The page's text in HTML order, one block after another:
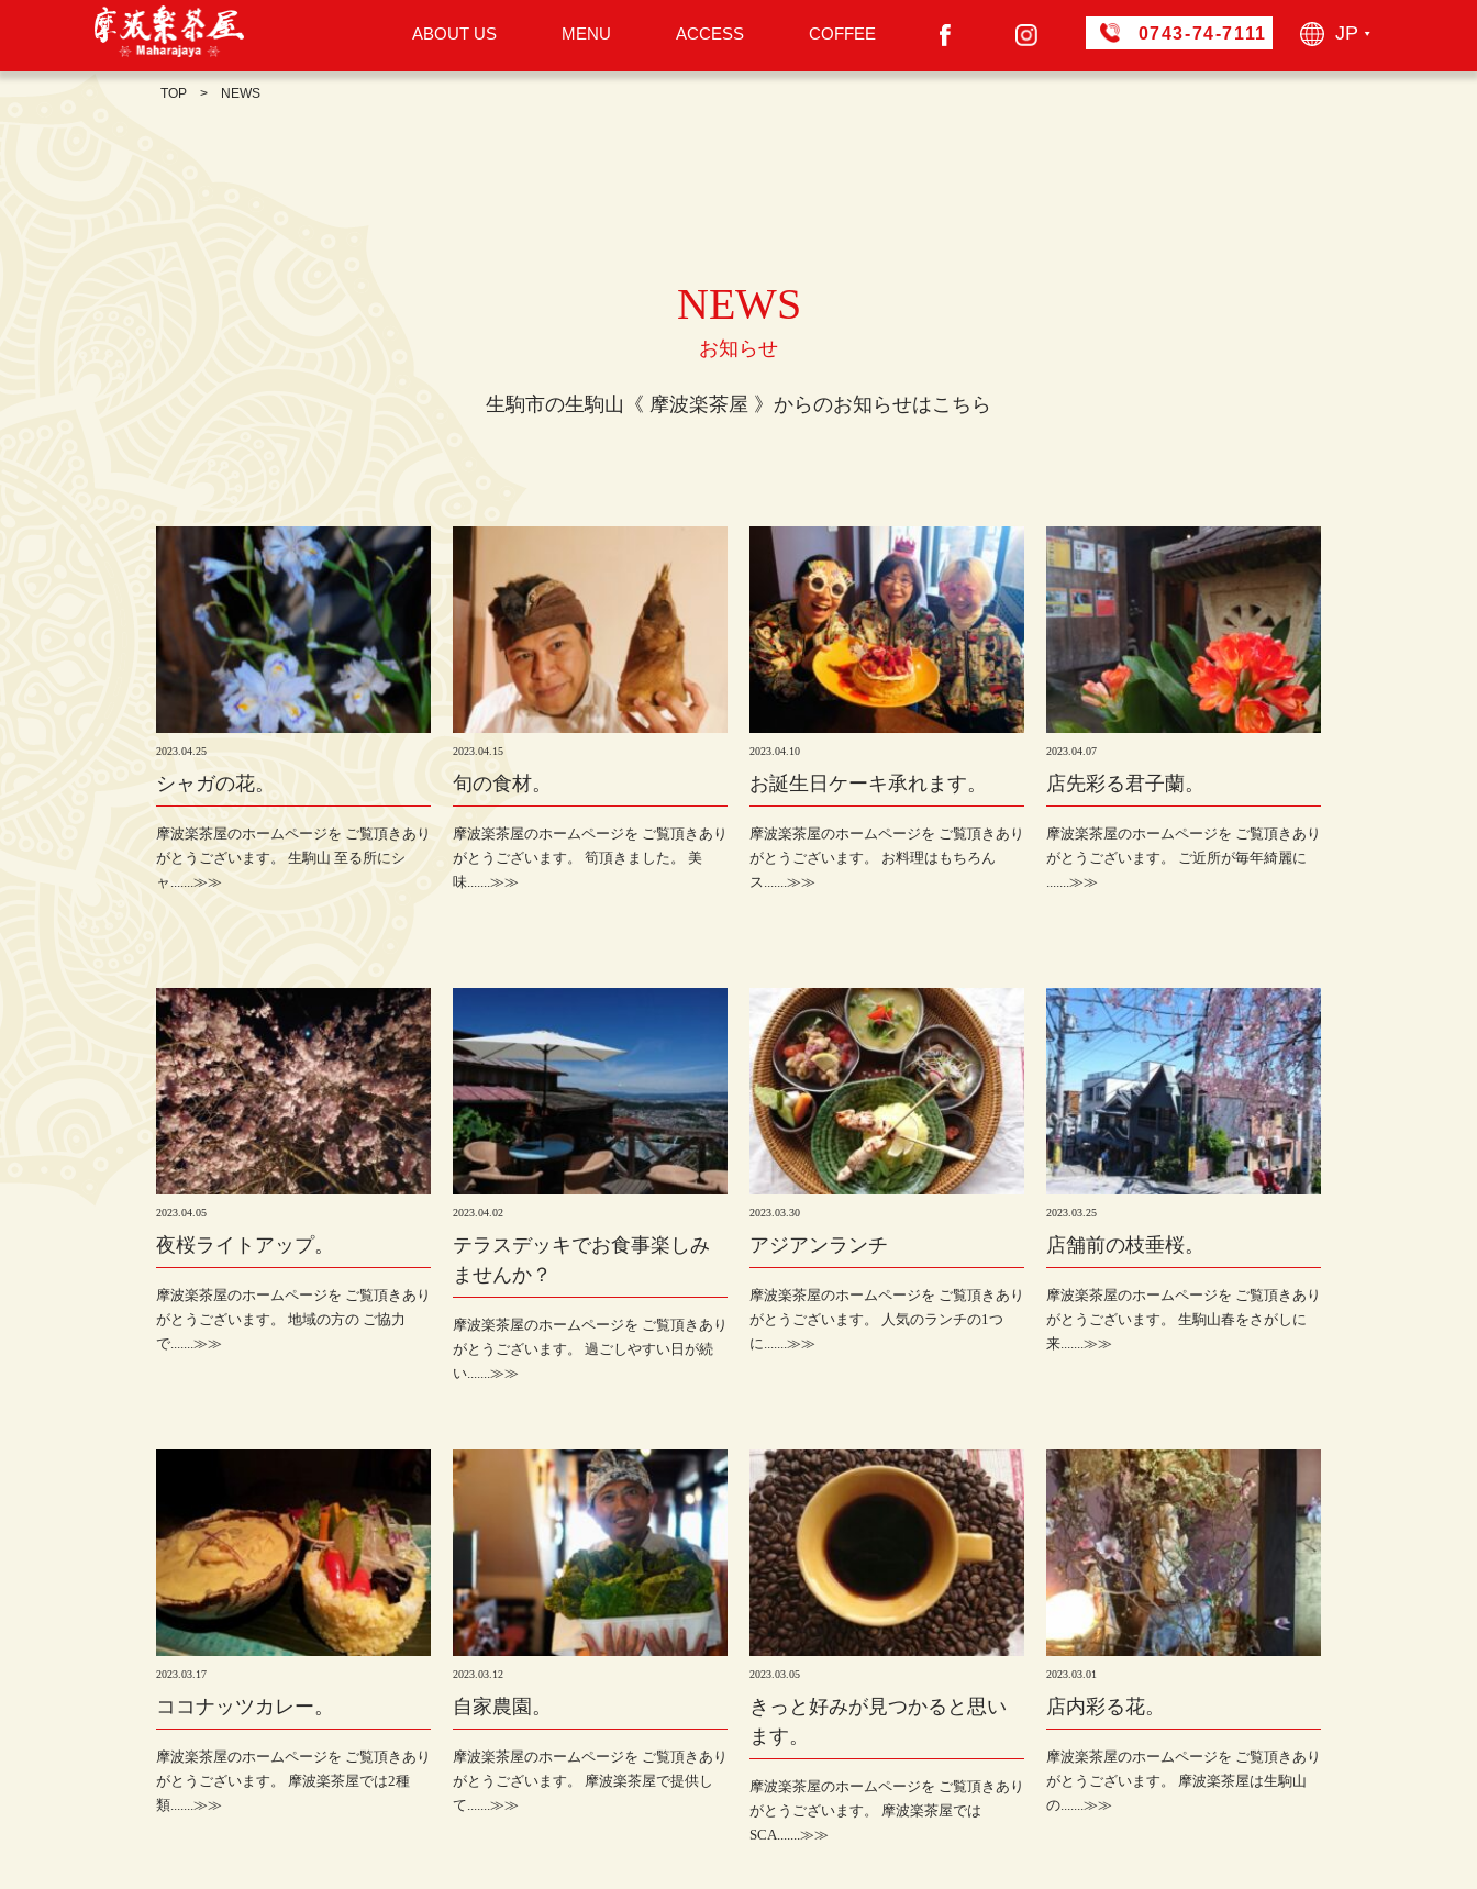
ABOUT US MENU ACCESS COFFEE 0743-74-7111 JP ▶︎
TOP NEWS
NEWS
お知らせ
生駒市の生駒山《 摩波楽茶屋 》からのお知らせはこちら
2023.04.25
シャガの花。
摩波楽茶屋のホームページを ご覧頂きあり
がとうございます。 生駒山 至る所にシ
ャ.......≫≫
2023.04.15
旬の食材。
摩波楽茶屋のホームページを ご覧頂きあり
がとうございます。 筍頂きました。 美
味.......≫≫
2023.04.10
お誕生日ケーキ承れます。
摩波楽茶屋のホームページを ご覧頂きあり
がとうございます。 お料理はもちろん
ス.......≫≫
2023.04.07
店先彩る君子蘭。
摩波楽茶屋のホームページを ご覧頂きあり
がとうございます。 ご近所が毎年綺麗に
.......≫≫
2023.04.05
夜桜ライトアップ。
摩波楽茶屋のホームページを ご覧頂きあり
がとうございます。 地域の方の ご協力
で.......≫≫
2023.04.02
テラスデッキでお食事楽しみ
ませんか？
摩波楽茶屋のホームページを ご覧頂きあり
がとうございます。 過ごしやすい日が続
い.......≫≫
2023.03.30
アジアンランチ
摩波楽茶屋のホームページを ご覧頂きあり
がとうございます。 人気のランチの1つ
に.......≫≫
2023.03.25
店舗前の枝垂桜。
摩波楽茶屋のホームページを ご覧頂きあり
がとうございます。 生駒山春をさがしに
来.......≫≫
2023.03.17
ココナッツカレー。
摩波楽茶屋のホームページを ご覧頂きあり
がとうございます。 摩波楽茶屋では2種
類.......≫≫
2023.03.12
自家農園。
摩波楽茶屋のホームページを ご覧頂きあり
がとうございます。 摩波楽茶屋で提供し
て.......≫≫
2023.03.05
きっと好みが見つかると思い
ます。
摩波楽茶屋のホームページを ご覧頂きあり
がとうございます。 摩波楽茶屋では
SCA.......≫≫
2023.03.01
店内彩る花。
摩波楽茶屋のホームページを ご覧頂きあり
がとうございます。 摩波楽茶屋は生駒山
の.......≫≫